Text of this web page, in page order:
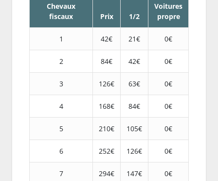
Chevaux
fiscaux
Prix 1/2
Voitures
propre
1 42€ 21€ 0€
2 84€ 42€ 0€
3 126€ 63€ 0€
4 168€ 84€ 0€
5 210€ 105€ 0€
6 252€ 126€ 0€
7 294€ 147€ 0€